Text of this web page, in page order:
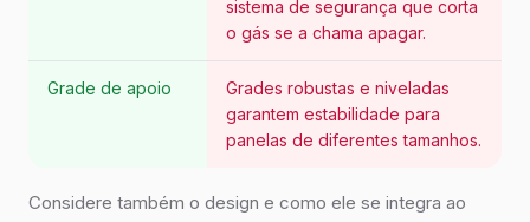
sistema de segurança que corta
o gás se a chama apagar.
Grade de apoio
Grades robustas e niveladas
garantem estabilidade para
panelas de diferentes tamanhos.
Considere também o design e como ele se integra ao